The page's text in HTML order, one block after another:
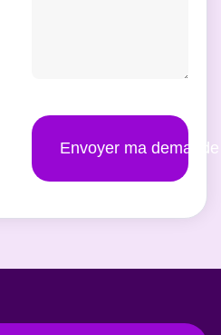
Envoyer ma demande